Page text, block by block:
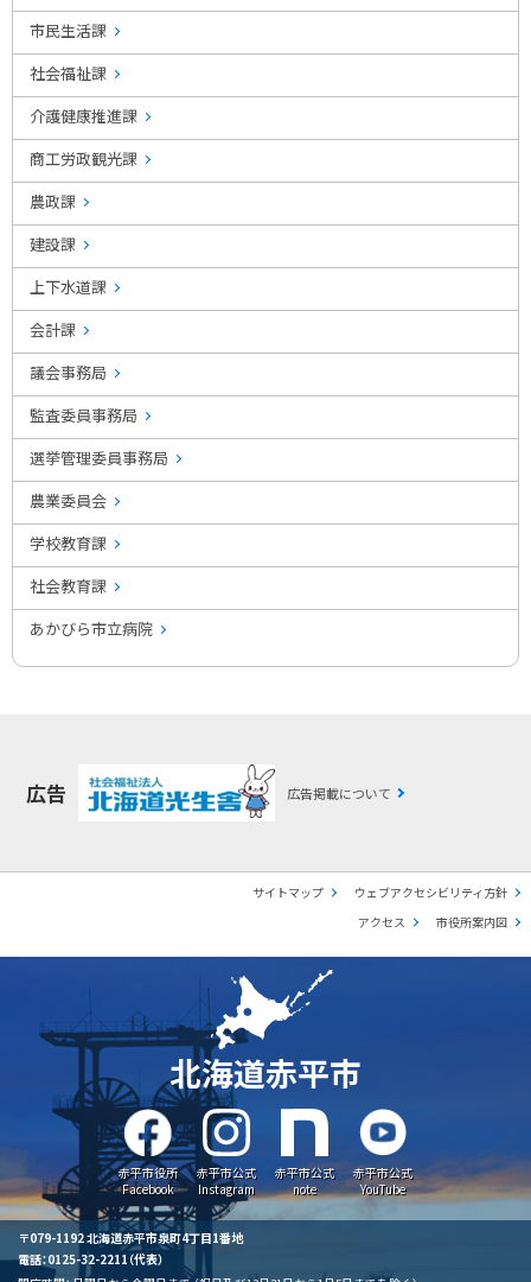
市民生活課
社会福祉課
介護健康推進課
商工労政観光課
農政課
建設課
上下水道課
会計課
議会事務局
監査委員事務局
選挙管理委員事務局
農業委員会
学校教育課
社会教育課
あかびら市立病院
広告 広告掲載について
サイトマップ
ウェブアクセシビリティ方針
アクセス
市役所案内図
北海道赤平市
赤平市役所
Facebook
赤平市公式
Instagram
赤平市公式
note
赤平市公式
YouTube
〒079-1192 北海道赤平市泉町4丁目1番地
電話：0125-32-2211（代表）